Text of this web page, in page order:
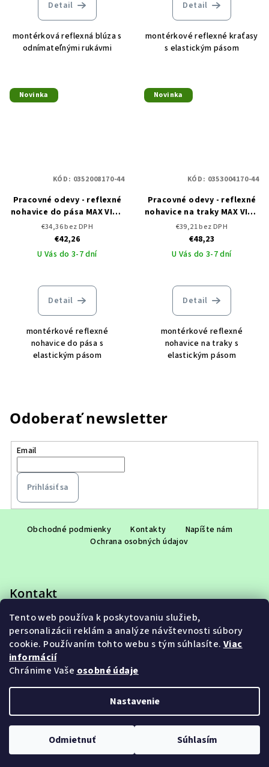
Tento web používa k poskytovaniu služieb,
personalizácii reklám a analýze návštevnosti súbory
cookie. Používaním tohto webu s tým súhlasíte. Viac
informácií
Chránime Vaše osobné údaje
Nastavenie
Odmietnuť Súhlasím
Detail
montérková reflexná blúza s
odnímateľnými rukávmi
Detail
montérkové reflexné kraťasy
s elastickým pásom
Novinka
Pracovné odevy - reflexné
nohavice do pása MAX VIVO
HI-VIS CERVA
€34,36 bez DPH
€42,26
U Vás do 3-7 dní
Detail
montérkové reflexné
nohavice do pása s
elastickým pásom
KÓD: 0352008170-44
Novinka
Pracovné odevy - reflexné
nohavice na traky MAX VIVO
HI-VIS CERVA
€39,21 bez DPH
€48,23
U Vás do 3-7 dní
Detail
montérkové reflexné
nohavice na traky s
elastickým pásom
KÓD: 0353004170-44
Odoberať newsletter
Email
Prihlásiť sa
i
Obchodné podmienky Kontakty
Napíšte nám
Ochrana osobných údajov
Kontakt
eshop@adet.sk
+421 948 953 910
Upraviť nastavenie cookies
Vytvoril Shoptet